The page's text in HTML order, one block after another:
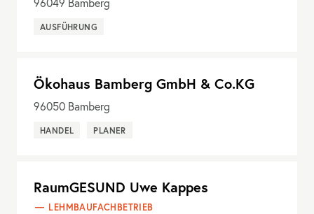
AUSFÜHRUNG
Ökohaus Bamberg GmbH & Co.KG
96050 Bamberg
HANDEL PLANER
RaumGESUND Uwe Kappes
LEHMBAUFACHBETRIEB